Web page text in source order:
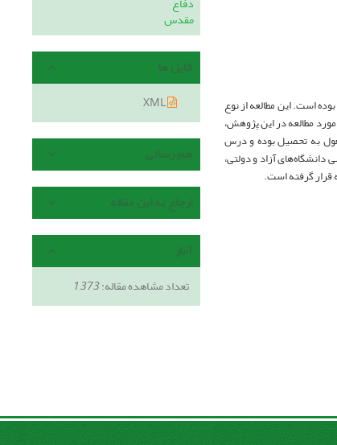
است. این مطالعه از نوع
مطالعه در این پژوهش،
کارشناسی دانشگاه‌های استان تهران می‌باشند که در ترم پاییز سال تحصیلی ۹۱-۹۰ مشغول به تحصیل بوده و درس
آزاد و دولتی،
قرار گرفته است.
فایل ها
XML
هم رسانی
ارجاع به این مقاله
آمار
تعداد مشاهده مقاله:1,373